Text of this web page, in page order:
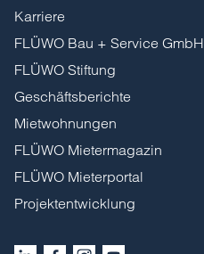
Karriere
FLÜWO Bau + Service GmbH
FLÜWO Stiftung
Geschäftsberichte
Mietwohnungen
FLÜWO Mietermagazin
FLÜWO Mieterportal
Projektentwicklung